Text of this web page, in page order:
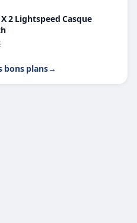
2 Lightspeed Casque
bons plans→